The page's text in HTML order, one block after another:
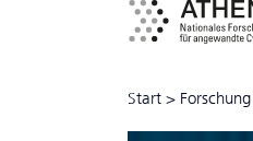
Start > Forschung